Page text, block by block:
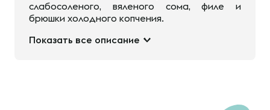
слабосоленого, вяленого сома, филе и
брюшки холодного копчения.
Показать все описание